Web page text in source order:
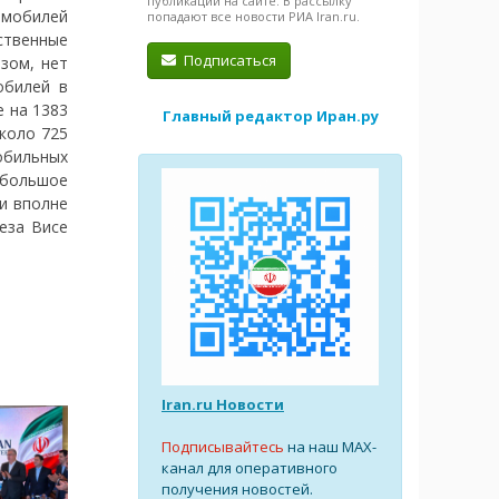
нет
в
1383
725
вполне
Висе
попадают все новости РИА Iran.ru.
Подписаться
Главный редактор Иран.ру
Iran.ru Новости
Подписывайтесь на наш MAX-
канал для оперативного
получения новостей.